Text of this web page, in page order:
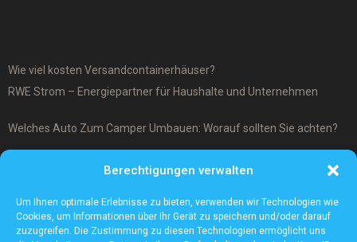
Berechtigungen verwalten
Um Ihnen optimale Erlebnisse zu bieten, verwenden wir Technologien wie
Cookies, um Informationen über Ihr Gerät zu speichern und/oder darauf
zuzugreifen. Die Zustimmung zu diesen Technologien ermöglicht uns
Wie viel kosten Versandcontainerhäuser?
RWE Strom – Energiepartner für Haushalte und Unternehmen
Welches Auto Zum Camper Umbauen: Worauf sollten Sie achten?
Was ist ein Cover-Up Tattoo?
Was macht ein Architekturmodellbauer?